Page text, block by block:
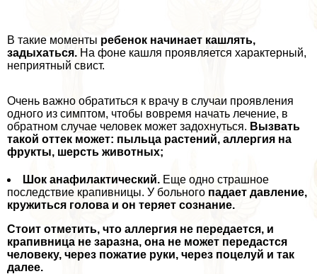
В такие моменты ребенок начинает кашлять,
задыхаться. На фоне кашля проявляется хаpaктерный,
неприятный свист.
Очень важно обратиться к врачу в случаи проявления
одного из симптом, чтобы вовремя начать лечение, в
обратном случае человек может задохнуться. Вызвать
такой оттек может: пыльца растений, аллергия на
фрукты, шерсть животных;
Шок анафилактический. Еще одно страшное
последствие крапивницы. У больного падает давление,
кружиться голова и он теряет сознание.
Стоит отметить, что аллергия не передается, и
крапивница не заразна, она не может передастся
человеку, через пожатие руки, через поцелуй и так
далее.